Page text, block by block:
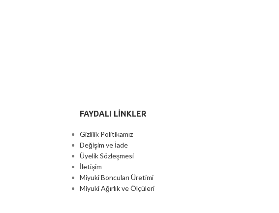
FAYDALI LİNKLER
Gizlilik Politikamız
Değişim ve İade
Üyelik Sözleşmesi
İletişim
Miyuki Boncuları Üretimi
Miyuki Ağırlık ve Ölçüleri